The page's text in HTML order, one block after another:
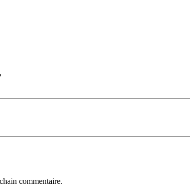
commentaire.